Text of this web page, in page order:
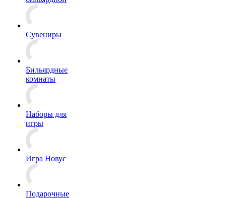
Сувениры
Бильярдные
комнаты
Наборы для
игры
Игра Новус
Подарочные